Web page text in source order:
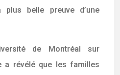
belle preuve d’une
de Montréal sur
a révélé que les familles